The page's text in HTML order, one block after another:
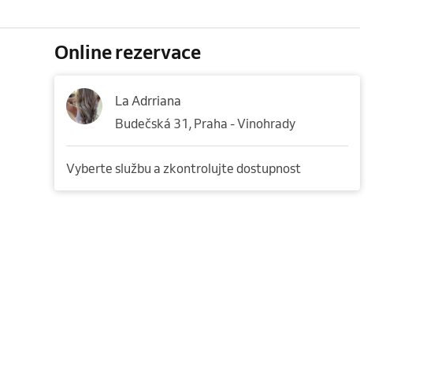
Online rezervace
La Adrriana
Budečská 31, Praha - Vinohrady
Vyberte službu a zkontrolujte dostupnost